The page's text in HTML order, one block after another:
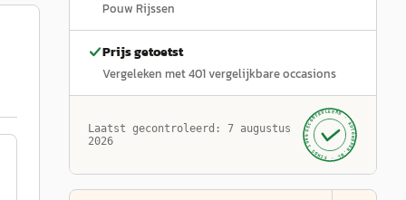
Pouw Rijssen
Prijs getoetst
Vergeleken met401vergelijkbare occasions
Laatst gecontroleerd: 7 augustus
2026
GECONTROLEERD ·
AUTOKOPEN.NL
· SINDS 1999 ·